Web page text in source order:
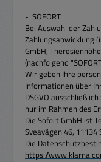
- SOFORT
Bei Auswahl der
Zahlungsabwicklung
GmbH,
(nachfolgend
Wir geben Ihre
Informationen über
DSGVO
nur im Rahmen des
Die Sofort GmbH ist
Sveavägen 46, 11134
Die
https://